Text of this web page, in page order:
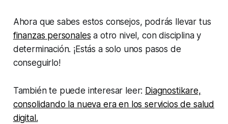
Ahora que sabes estos consejos, podrás llevar tus
finanzas personales a otro nivel, con disciplina y
determinación. ¡Estás a solo unos pasos de
conseguirlo!
También te puede interesar leer: Diagnostikare,
consolidando la nueva era en los servicios de salud
digital.